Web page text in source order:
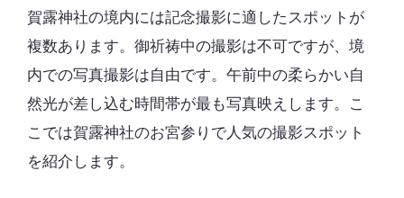
賀露神社の境内には記念撮影に適したスポットが
複数あります。御祈祷中の撮影は不可ですが、境
内での写真撮影は自由です。午前中の柔らかい自
然光が差し込む時間帯が最も写真映えします。こ
こでは賀露神社のお宮参りで人気の撮影スポット
を紹介します。